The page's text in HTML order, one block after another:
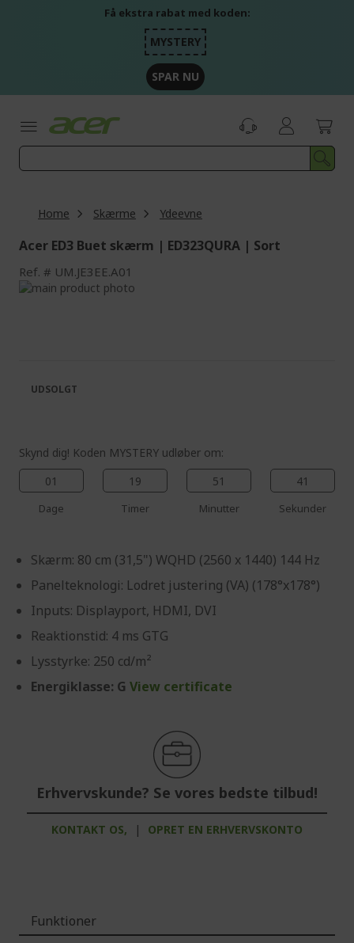
Få ekstra rabat med koden:
MYSTERY
SPAR NU
Home Skærme Ydeevne
Acer ED3 Buet skærm | ED323QURA | Sort
Ref. UM.JE3EE.A01
Skip
images
gallery
the
images
Skynd dig! Koden MYSTERY udløber om:
01
Dage
19
Timer
51
Minutter
41
Sekunder
Skærm: 80 cm (31,5") WQHD (2560 x 1440) 144 Hz
Panelteknologi: Lodret justering (VA) (178°x178°)
Inputs: Displayport, HDMI, DVI
Reaktionstid: 4 ms GTG
Lysstyrke: 250 cd/m²
Energiklasse: G View certificate
Erhvervskunde? Se vores bedste tilbud!
KONTAKT OS, | OPRET EN ERHVERVSKONTO
UDSOLGT
Funktioner